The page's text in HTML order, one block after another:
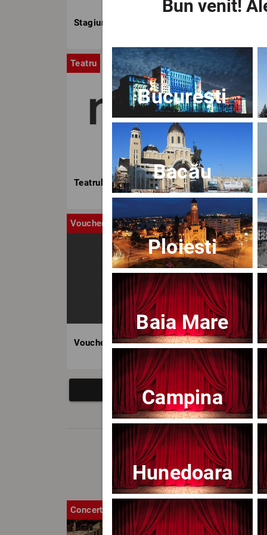
Stagiunea TNB
Teatru
Teatrul Nottara
Voucher
Voucher BILET.ro
Concert
Bun venit!
București
Bacău
Ploiesti
Baia Mare
Campina
Hunedoara